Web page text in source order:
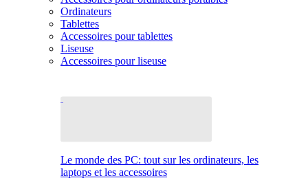
Ordinateurs
Tablettes
Accessoires pour tablettes
Liseuse
Accessoires pour liseuse
Le monde des PC: tout sur les ordinateurs, les
laptops et les accessoires